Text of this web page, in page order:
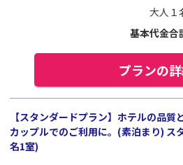
大人１
基本代金合
プランの
【スタンダードプラン】ホテルの品質
カップルでのご利用に。(素泊まり) ス
名1室)